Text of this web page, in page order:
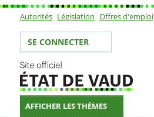
Sous-navigation
Autorités Législation Offres d'emploi
Votre identité
SE CONNECTER
AFFICHER LES THÈMES